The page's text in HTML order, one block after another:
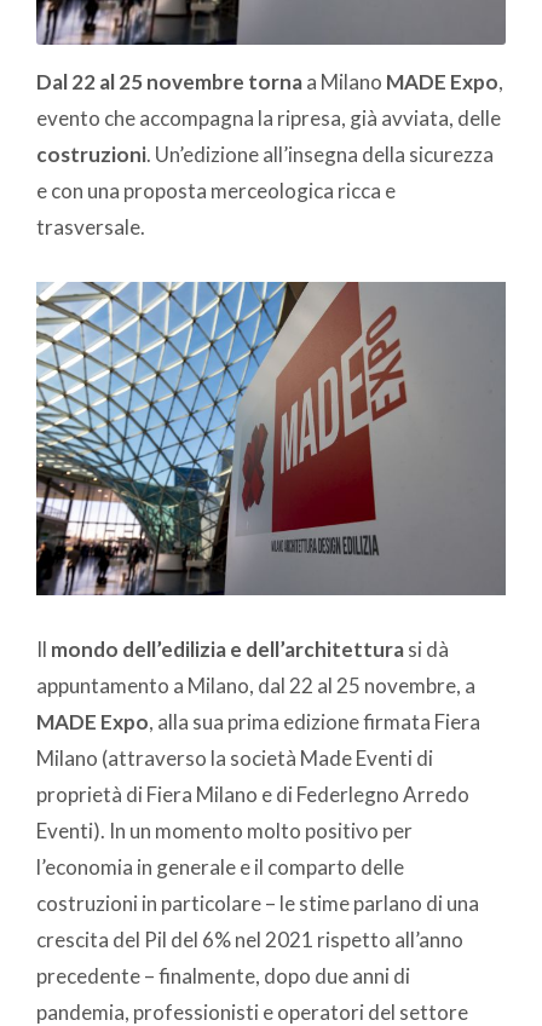
Dal 22 al 25 novembre tornaa Milano MADE Expo,
evento che accompagna la ripresa, già avviata, delle
costruzioni. Un’edizione all’insegna della sicurezza
e con una proposta merceologica ricca e
trasversale.
Il mondo dell’edilizia e dell’architetturasi dà
appuntamento a Milano, dal 22 al 25 novembre, a
MADE Expo, alla sua prima edizione firmata Fiera
Milano (attraverso la società Made Eventi di
proprietà di Fiera Milano e di Federlegno Arredo
Eventi). In un momento molto positivo per
l’economia in generale e il comparto delle
costruzioni in particolare – le stime parlano di una
crescita del Pil del 6% nel 2021 rispetto all’anno
precedente – finalmente, dopo due anni di
pandemia, professionisti e operatori del settore